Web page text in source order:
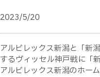
2023/5/20
アルビレックス新潟と「新
するヴィッセル神戸戦に「
アルビレックス新潟のホー